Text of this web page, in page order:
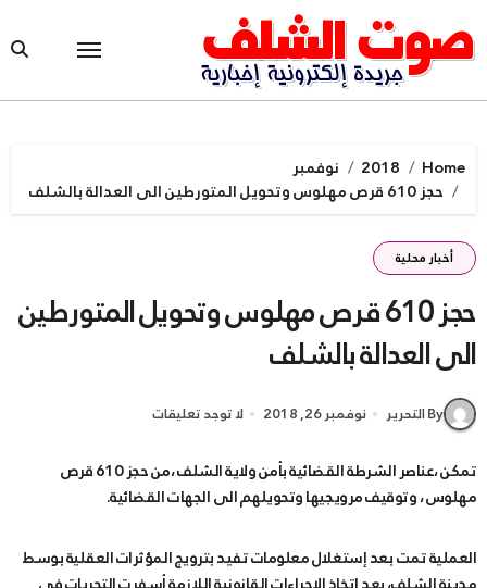
to
content
Home
2018
نوفمبر
حجز 610 قرص مهلوس وتحويل المتورطين الى العدالة بالشلف
أخبار محلية
حجز 610 قرص مهلوس وتحويل المتورطين
الى العدالة بالشلف
By التحرير نوفمبر 26, 2018 لا توجد تعليقات
تمكن ،عناصر الشرطة القضائية بأمن ولاية الشلف ،من حجز 610 قرص
مهلوس ، وتوقيف مرويجيها وتحويلهم الى الجهات القضائية.
العملية تمت بعد إستغلال معلومات تفيد بترويج المؤثرات العقلية بوسط